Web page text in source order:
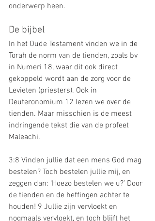
onderwerp heen.
De bijbel
In het Oude Testament vinden we in de
Torah de norm van de tienden, zoals bv
in Numeri 18, waar dit ook direct
gekoppeld wordt aan de zorg voor de
Levieten (priesters). Ook in
Deuteronomium 12 lezen we over de
tienden. Maar misschien is de meest
indringende tekst die van de profeet
Maleachi.
3:8 Vinden jullie dat een mens God mag
bestelen? Toch bestelen jullie mij, en
zeggen dan: ‘Hoezo bestelen we u?’ Door
de tienden en de heffingen achter te
houden! 9 Jullie zijn vervloekt en
nogmaals vervloekt, en toch blijft het